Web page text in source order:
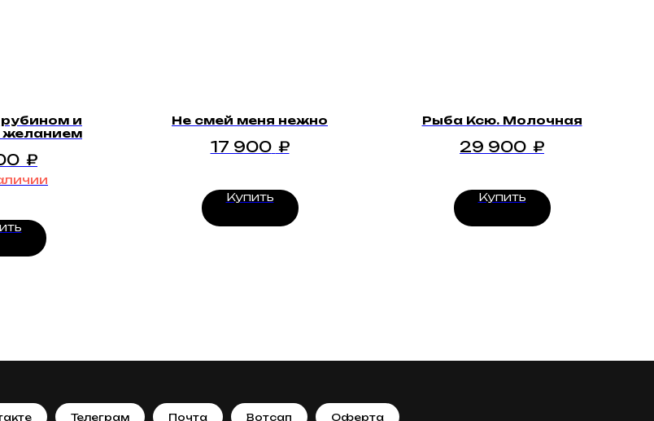
рубином и
желанием
₽
Не смей меня нежно
17 900 ₽
Купить
Рыба Ксю. Молочная
29 900 ₽
Купить
Телеграм Почта Вотсап Оферта